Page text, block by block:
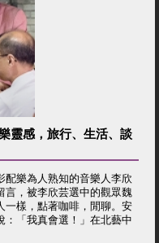
靈感，旅行、生活、談
配樂為人熟知的音樂人李欣
言，被李欣芸選中的觀眾魏
一樣，點著咖啡，閒聊。安
：「我真會選！」在北藝中